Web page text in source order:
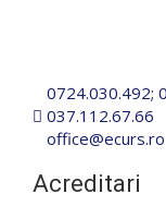
0724.030.492;
037.112.67.66
office@ecurs.ro
Acreditari